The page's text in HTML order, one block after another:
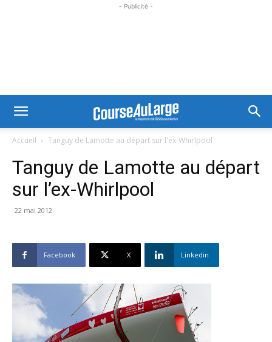
- Publicité -
Accueil Tanguy de Lamotte au départ sur l'ex-Whirlpool
Tanguy de Lamotte au départ
sur l’ex-Whirlpool
22 mai 2012
Facebook X Linkedin